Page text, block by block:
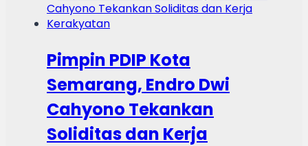
Pimpin PDIP Kota
Semarang, Endro Dwi
Cahyono Tekankan
Soliditas dan Kerja